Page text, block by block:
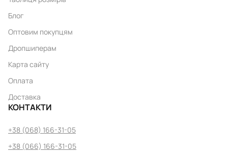
Блог
Оптовим покупцям
Дропшиперам
Карта сайту
Оплата
Доставка
КОНТАКТИ
+38 (068) 166-31-05
+38 (066) 166-31-05